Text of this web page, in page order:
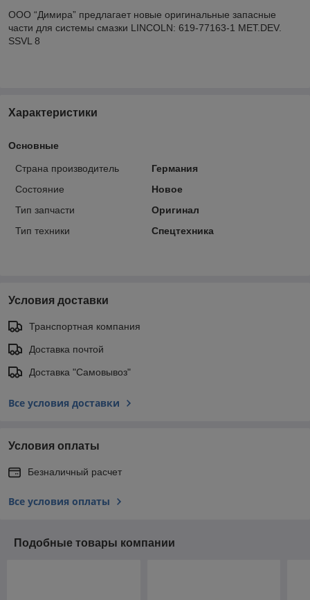
ООО “Димира” предлагает новые оригинальные запасные
части для системы смазки LINCOLN: 619-77163-1 MET.DEV.
SSVL 8
Характеристики
Основные
Страна производитель
Германия
Состояние
Новое
Тип запчасти
Оригинал
Тип техники
Спецтехника
Условия доставки
Транспортная компания
Доставка почтой
Доставка "Самовывоз"
Все условия доставки
Условия оплаты
Безналичный расчет
Все условия оплаты
Подобные товары компании